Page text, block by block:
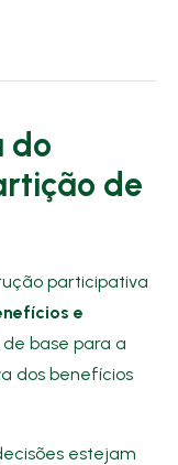
do
de
participativa
e
base para a
dos benefícios
estejam